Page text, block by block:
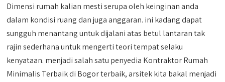
Dimensi rumah kalian mesti serupa oleh keinginan anda
dalam kondisi ruang dan juga anggaran. ini kadang dapat
sungguh menantang untuk dijalani atas betul lantaran tak
rajin sederhana untuk mengerti teori tempat selaku
kenyataan. menjadi salah satu penyedia Kontraktor Rumah
Minimalis Terbaik di Bogor terbaik, arsitek kita bakal menjadi